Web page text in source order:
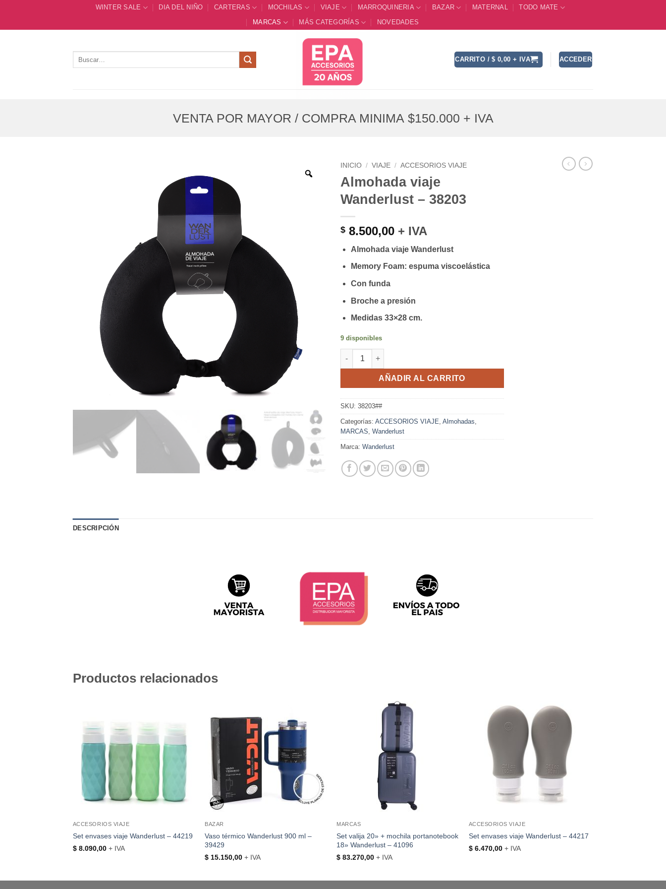
contenido
WINTER SALE DIA DEL NIÑO CARTERAS MOCHILAS VIAJE MARROQUINERIA BAZAR MATERNAL
TODO MATE
MARCAS
MÁS CATEGORÍAS NOVEDADES
CARRITO /$ 0,00 + IVA ACCEDER
VENTA POR MAYOR / COMPRA MINIMA $150.000 + IVA
INICIO / VIAJE / ACCESORIOS VIAJE
Almohada viaje
Wanderlust – 38203
$ 8.500,00 + IVA
Almohada viaje Wanderlust
Memory Foam: espuma viscoelástica
Con funda
Broche a presión
Medidas 33×28 cm.
9 disponibles
Almohada viaje Wanderlust - 38203 cantidad
AÑADIR AL CARRITO
SKU: 38203##
Categorías: ACCESORIOS VIAJE Almohadas
MARCAS Wanderlust
Marca: Wanderlust
DESCRIPCIÓN
Productos relacionados
ACCESORIOS VIAJE
Set envases viaje Wanderlust – 44219
$8.090,00+ IVA
BAZAR
Vaso térmico Wanderlust 900 ml –
39429
$ 15.150,00 + IVA
MARCAS
Set valija 20» + mochila portanotebook
18» Wanderlust – 41096
$ 83.270,00 + IVA
ACCESORIOS VIAJE
Set envases viaje Wanderlust – 44217
$6.470,00+ IVA